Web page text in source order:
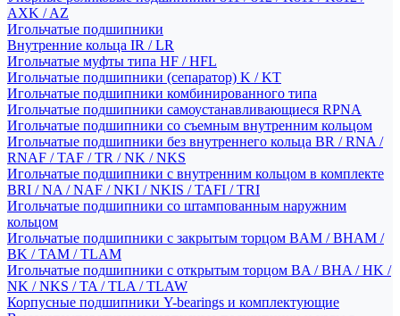
AXK / AZ
Игольчатые подшипники
Внутренние кольца IR / LR
Игольчатые муфты типа HF / HFL
Игольчатые подшипники (сепаратор) K / KT
Игольчатые подшипники комбинированного типа
Игольчатые подшипники самоустанавливающиеся RPNA
Игольчатые подшипники со съемным внутренним кольцом
Игольчатые подшипники без внутреннего кольца BR / RNA /
RNAF / TAF / TR / NK / NKS
Игольчатые подшипники с внутренним кольцом в комплекте
BRI / NA / NAF / NKI / NKIS / TAFI / TRI
Игольчатые подшипники со штампованным наружним
кольцом
Игольчатые подшипники с закрытым торцом BAM / BHAM /
BK / TAM / TLAM
Игольчатые подшипники с открытым торцом BA / BHA / HK /
NK / NKS / TA / TLA / TLAW
Корпусные подшипники Y-bearings и комплектующие